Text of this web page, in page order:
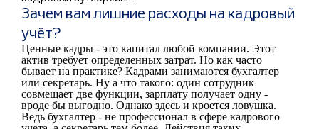
Зачем вам лишние расходы на кадровый
учёт?
Ценные кадры - это капитал любой компании. Этот
актив требует определенных затрат. Но как часто
бывает на практике? Кадрами занимаются бухгалтер
или секретарь. Ну а что такого: один сотрудник
совмещает две функции, зарплату получает одну -
вроде бы выгодно. Однако здесь и кроется ловушка.
Ведь бухгалтер - не профессионал в сфере кадрового